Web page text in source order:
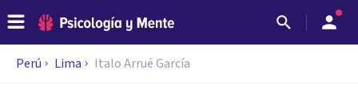
Perú Lima Italo Arrué García